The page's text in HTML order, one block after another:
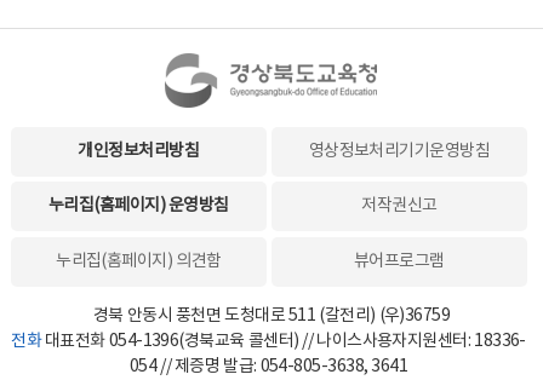
개인정보처리방침 영상정보처리기기운영방침
누리집(홈페이지) 운영방침 저작권신고
누리집(홈페이지) 의견함 뷰어프로그램
경북 안동시 풍천면 도청대로 511 (갈전리) (우)36759
전화대표전화 054-1396(경북교육 콜센터) // 나이스사용자지원센터: 18336-
054 // 제증명 발급: 054-805-3638, 3641